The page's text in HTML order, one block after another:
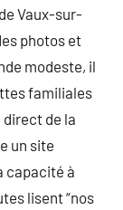
Vaux-sur-
photos et
modeste, il
familiales
direct de la
un site
capacité à
lisent “nos